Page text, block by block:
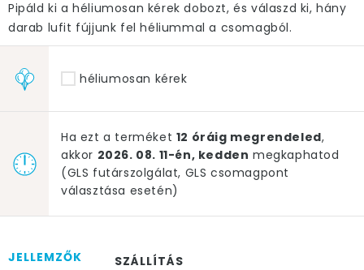
Pipáld ki a héliumosan kérek dobozt, és válaszd ki, hány
darab lufit fújjunk fel héliummal a csomagból.
héliumosan kérek
Ha ezt a terméket 12 óráig megrendeled,
akkor 2026. 08. 11-én, kedden megkaphatod
(GLS futárszolgálat, GLS csomagpont
választása esetén)
JELLEMZŐK SZÁLLÍTÁS